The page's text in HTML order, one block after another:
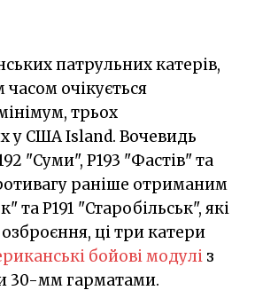
патрульних катерів,
очікується
трьох
у США Island. Вочевидь
"Суми", P193 "Фастів" та
раніше отриманим
та Р191 "Старобільськ", які
ці три катери
бойові модулі з
30-мм гарматами.